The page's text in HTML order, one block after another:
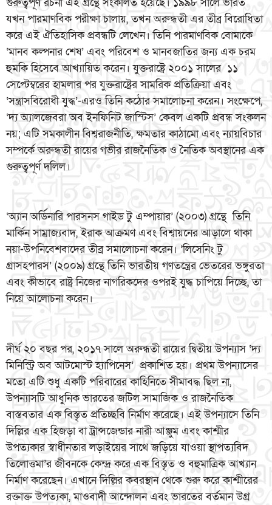
যখন পারমাণবিক পরীক্ষা চালায়, তখন অরুন্ধতী এর তীব্র বিরোধিতা
করে এই ঐতিহাসিক প্রবন্ধটি লেখেন। তিনি পারমাণবিক বোমাকে
‘মানব কল্পনার শেষ’ এবং পরিবেশ ও মানবজাতির জন্য এক চরম
হুমকি হিসেবে আখ্যায়িত করেন। যুক্তরাষ্ট্রে ২০০১ সালের ১১
সেপ্টেম্বরের হামলার পর যুক্তরাষ্ট্রের সামরিক প্রতিক্রিয়া এবং
‘সন্ত্রাসবিরোধী যুদ্ধ’-এরও তিনি কঠোর সমালোচনা করেন। সংক্ষেপে,
‘দ্য অ্যালজেবরা অব ইনফিনিট জাস্টিস’ কেবল একটি প্রবন্ধ সংকলন
নয়; এটি সমকালীন বিশ্বরাজনীতি, ক্ষমতার কাঠামো এবং ন্যায়বিচার
সম্পর্কে অরুন্ধতী রায়ের গভীর রাজনৈতিক ও নৈতিক অবস্থানের এক
গুরুত্বপূর্ণ দলিল।
‘অ্যান অর্ডিনারি পারসনস গাইড টু এম্পায়ার’ (২০০৩) গ্রন্থে তিনি
মার্কিন সাম্রাজ্যবাদ, ইরাক আক্রমণ এবং বিশ্বায়নের আড়ালে থাকা
নয়া-উপনিবেশবাদের তীব্র সমালোচনা করেন। ‘লিসেনিং টু
গ্রাসহপারস’ (২০০৯) গ্রন্থে তিনি ভারতীয় গণতন্ত্রের ভেতরের ভঙ্গুরতা
এবং কীভাবে রাষ্ট্র নিজের নাগরিকদের ওপরই যুদ্ধ চাপিয়ে দিচ্ছে, তা
নিয়ে আলোচনা করেন।
দীর্ঘ ২০ বছর পর, ২০১৭ সালে অরুন্ধতী রায়ের দ্বিতীয় উপন্যাস ‘দ্য
মিনিস্ট্রি অব আটমোস্ট হ্যাপিনেস’ প্রকাশিত হয়। প্রথম উপন্যাসের
মতো এটি শুধু একটি পরিবারের কাহিনিতে সীমাবদ্ধ ছিল না,
উপন্যাসটি আধুনিক ভারতের জটিল সামাজিক ও রাজনৈতিক
বাস্তবতার এক বিস্তৃত প্রতিচ্ছবি নির্মাণ করেছে। এই উপন্যাসে তিনি
দিল্লির এক হিজড়া বা ট্রান্সজেন্ডার নারী আঞ্জুম এবং কাশ্মীর
উপত্যকার স্বাধীনতার লড়াইয়ের সাথে জড়িয়ে যাওয়া স্থাপত্যবিদ
তিলোত্তমা’র জীবনকে কেন্দ্র করে এক বিস্তৃত ও বহুমাত্রিক আখ্যান
নির্মাণ করেছেন। এখানে দিল্লির কবরস্থান থেকে শুরু করে কাশ্মীরের
রক্তাক্ত উপত্যকা, মাওবাদী আন্দোলন এবং ভারতের বর্তমান উগ্র